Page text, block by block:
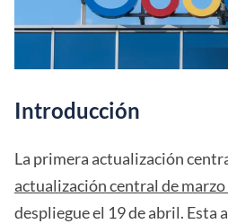
Introducción
La primera actualización
actualización central de
despliegue el 19 de abril. Esta